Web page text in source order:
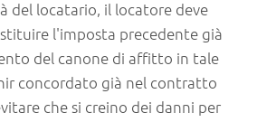
del locatario, il locatore deve
l'imposta precedente già
del canone di affitto in tale
concordato già nel contratto
che si creino dei danni per